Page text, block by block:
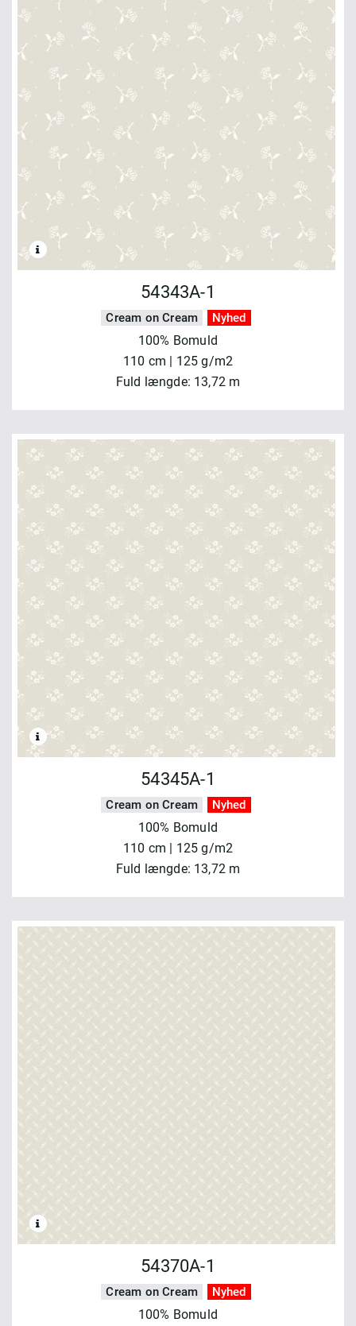
54343A-1
Cream on Cream Nyhed
100% Bomuld
110 cm | 125 g/m2
Fuld længde: 13,72 m
54345A-1
Cream on Cream Nyhed
100% Bomuld
110 cm | 125 g/m2
Fuld længde: 13,72 m
54370A-1
Cream on Cream Nyhed
100% Bomuld